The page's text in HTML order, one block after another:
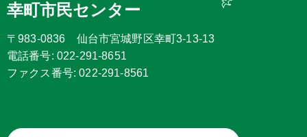
幸町市民センター
〒983-0836 仙台市宮城野区幸町3-13-13
電話番号: 022-291-8651
ファクス番号: 022-291-8561